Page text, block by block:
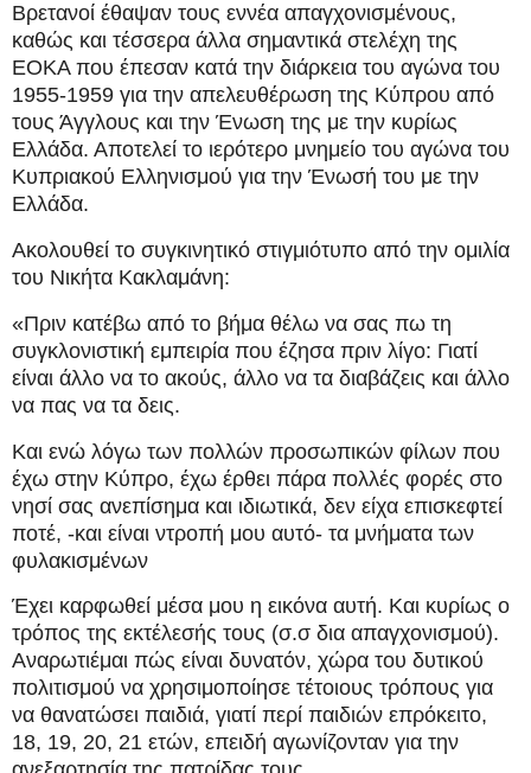
Βρετανοί έθαψαν τους εννέα απαγχονισμένους,
καθώς και τέσσερα άλλα σημαντικά στελέχη της
ΕΟΚΑ που έπεσαν κατά την διάρκεια του αγώνα του
1955-1959 για την απελευθέρωση της Κύπρου από
τους Άγγλους και την Ένωση της με την κυρίως
Ελλάδα. Αποτελεί το ιερότερο μνημείο του αγώνα του
Κυπριακού Ελληνισμού για την Ένωσή του με την
Ελλάδα.
Ακολουθεί το συγκινητικό στιγμιότυπο από την ομιλία
του Νικήτα Κακλαμάνη:
«Πριν κατέβω από το βήμα θέλω να σας πω τη
συγκλονιστική εμπειρία που έζησα πριν λίγο: Γιατί
είναι άλλο να το ακούς, άλλο να τα διαβάζεις και άλλο
να πας να τα δεις.
Και ενώ λόγω των πολλών προσωπικών φίλων που
έχω στην Κύπρο, έχω έρθει πάρα πολλές φορές στο
νησί σας ανεπίσημα και ιδιωτικά, δεν είχα επισκεφτεί
ποτέ, -και είναι ντροπή μου αυτό- τα μνήματα των
φυλακισμένων
Έχει καρφωθεί μέσα μου η εικόνα αυτή. Και κυρίως ο
τρόπος της εκτέλεσής τους (σ.σ δια απαγχονισμού).
Αναρωτιέμαι πώς είναι δυνατόν, χώρα του δυτικού
πολιτισμού να χρησιμοποίησε τέτοιους τρόπους για
να θανατώσει παιδιά, γιατί περί παιδιών επρόκειτο,
18, 19, 20, 21 ετών, επειδή αγωνίζονταν για την